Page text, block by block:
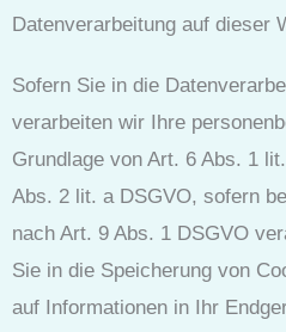
Datenverarbeitung auf dieser
Sofern Sie in die
verarbeiten wir Ihre
Grundlage von Art. 6 Abs. 1
Abs. 2 lit. a DSGVO, sofern
nach Art. 9 Abs. 1 DSGVO
Sie in die Speicherung von
auf Informationen in Ihr